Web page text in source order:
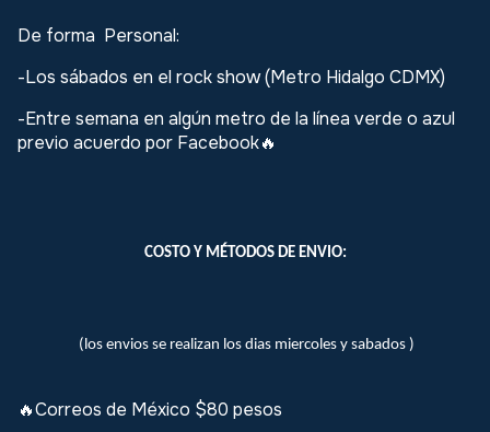
De forma Personal:
-Los sábados en el rock show (Metro Hidalgo CDMX)
-Entre semana en algún metro de la línea verde o azul
previo acuerdo por Facebook🔥
COSTO Y MÉTODOS DE ENVIO:
(los envios se realizan los dias miercoles y sabados )
🔥Correos de México $80 pesos